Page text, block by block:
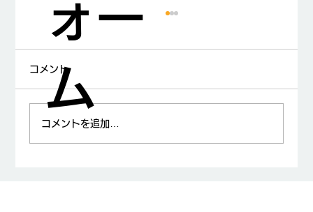
ォー
ム
コメント
コメントを追加…